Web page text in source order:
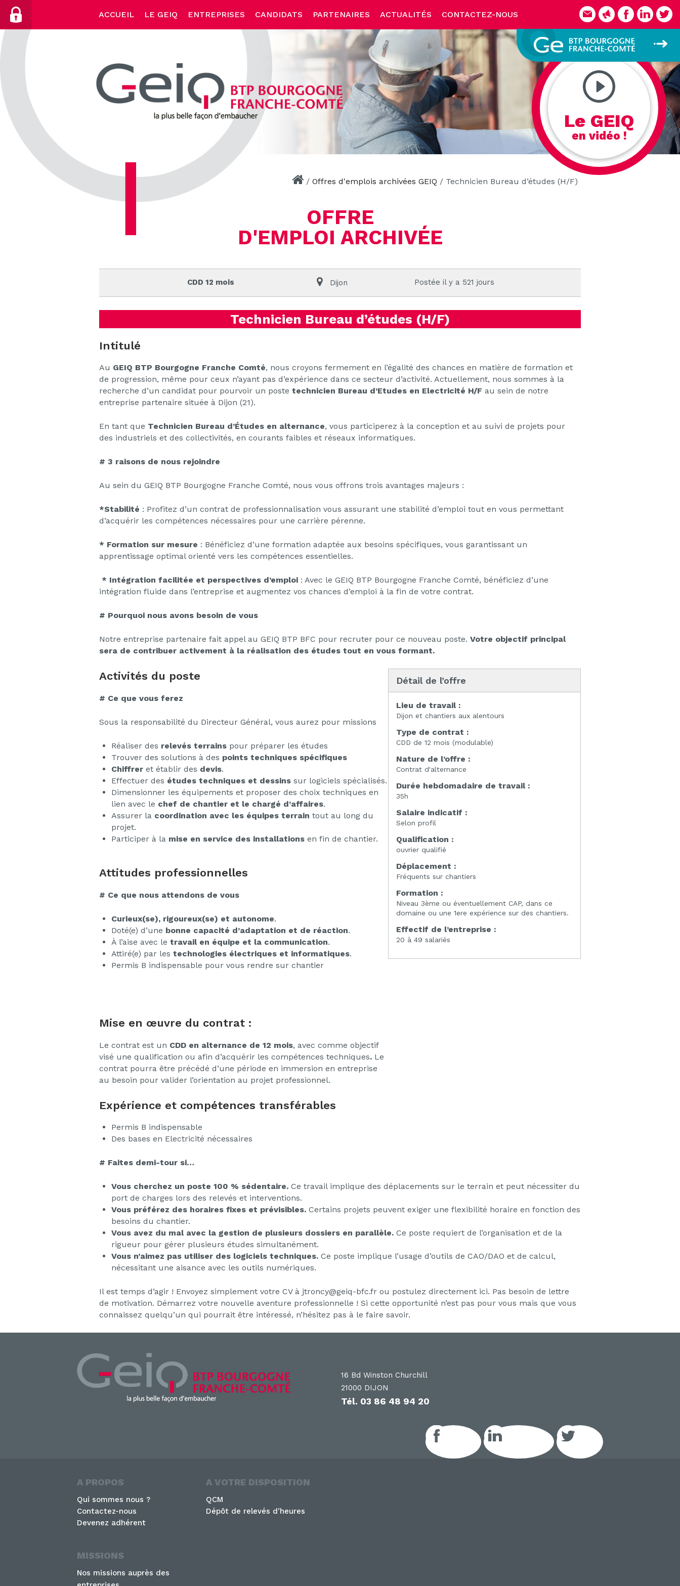
Skip
content
ACCUEIL LE GEIQ ENTREPRISES CANDIDATS PARTENAIRES ACTUALITÉS CONTACTEZ-NOUS
Le GEIQ
en vidéo !
/ Offres d'emplois archivées GEIQ / Technicien Bureau d’études (H/F)
OFFRE
D'EMPLOI ARCHIVÉE
CDD 12 mois Dijon Postée il y a 521 jours
Technicien Bureau d’études (H/F)
Intitulé
Au GEIQ BTP Bourgogne Franche Comté, nous croyons fermement en l’égalité des chances en matière de formation et
de progression, même pour ceux n’ayant pas d’expérience dans ce secteur d’activité. Actuellement, nous sommes à la
recherche d’un candidat pour pourvoir un poste technicien Bureau d’Etudes en Electricité H/F au sein de notre
entreprise partenaire située à Dijon (21).
En tant que Technicien Bureau d’Études en alternance, vous participerez à la conception et au suivi de projets pour
des industriels et des collectivités, en courants faibles et réseaux informatiques.
# 3 raisons de nous rejoindre
Au sein du GEIQ BTP Bourgogne Franche Comté, nous vous offrons trois avantages majeurs :
*Stabilité : Profitez d’un contrat de professionnalisation vous assurant une stabilité d’emploi tout en vous permettant
d’acquérir les compétences nécessaires pour une carrière pérenne.
* Formation sur mesure : Bénéficiez d’une formation adaptée aux besoins spécifiques, vous garantissant un
apprentissage optimal orienté vers les compétences essentielles.
* Intégration facilitée et perspectives d’emploi : Avec le GEIQ BTP Bourgogne Franche Comté, bénéficiez d’une
intégration fluide dans l’entreprise et augmentez vos chances d’emploi à la fin de votre contrat.
# Pourquoi nous avons besoin de vous
Notre entreprise partenaire fait appel au GEIQ BTP BFC pour recruter pour ce nouveau poste. Votre objectif principal
sera de contribuer activement à la réalisation des études tout en vous formant.
Activités du poste
# Ce que vous ferez
Sous la responsabilité du Directeur Général, vous aurez pour missions
Réaliser des relevés terrains pour préparer les études
Trouver des solutions à des points techniques spécifiques
Chiffrer et établir des devis.
Effectuer des études techniques et dessins sur logiciels spécialisés.
Dimensionner les équipements et proposer des choix techniques en
lien avec le chef de chantier et le chargé d’affaires.
Assurer la coordination avec les équipes terrain tout au long du
projet.
Participer à la mise en service des installations en fin de chantier.
Attitudes professionnelles
# Ce que nous attendons de vous
Curieux(se), rigoureux(se) et autonome.
Doté(e) d’une bonne capacité d’adaptation et de réaction.
À l’aise avec le travail en équipe et la communication.
Attiré(e) par les technologies électriques et informatiques.
Permis B indispensable pour vous rendre sur chantier
Mise en œuvre du contrat :
Le contrat est un CDD en alternance de 12 mois, avec comme objectif
visé une qualification ou afin d’acquérir les compétences techniques. Le
contrat pourra être précédé d’une période en immersion en entreprise
au besoin pour valider l’orientation au projet professionnel.
Détail de l’offre
Lieu de travail :
Dijon et chantiers aux alentours
Type de contrat :
CDD de 12 mois (modulable)
Nature de l’offre :
Contrat d'alternance
Durée hebdomadaire de travail :
35h
Salaire indicatif :
Selon profil
Qualification :
ouvrier qualifié
Déplacement :
Fréquents sur chantiers
Formation :
Niveau 3ème ou éventuellement CAP, dans ce
domaine ou une 1ere expérience sur des chantiers.
Effectif de l’entreprise :
20 à 49 salariés
Expérience et compétences transférables
Permis B indispensable
Des bases en Electricité nécessaires
# Faites demi-tour si…
Vous cherchez un poste 100 % sédentaire. Ce travail implique des déplacements sur le terrain et peut nécessiter du
port de charges lors des relevés et interventions.
Vous préférez des horaires fixes et prévisibles. Certains projets peuvent exiger une flexibilité horaire en fonction des
besoins du chantier.
Vous avez du mal avec la gestion de plusieurs dossiers en parallèle. Ce poste requiert de l’organisation et de la
rigueur pour gérer plusieurs études simultanément.
Vous n’aimez pas utiliser des logiciels techniques. Ce poste implique l’usage d’outils de CAO/DAO et de calcul,
nécessitant une aisance avec les outils numériques.
Il est temps d’agir ! Envoyez simplement votre CV à jtroncy@geiq-bfc.fr ou postulez directement ici. Pas besoin de lettre
de motivation. Démarrez votre nouvelle aventure professionnelle ! Si cette opportunité n’est pas pour vous mais que vous
connaissez quelqu’un qui pourrait être intéressé, n’hésitez pas à le faire savoir.
16 Bd Winston Churchill
21000 DIJON
Tél. 03 86 48 94 20
Facebook LinkedIn GEIQ Twitter
A PROPOS
Qui sommes nous ?
Contactez-nous
Devenez adhérent
A VOTRE DISPOSITION
QCM
Dépôt de relevés d’heures
MISSIONS
Nos missions auprès des